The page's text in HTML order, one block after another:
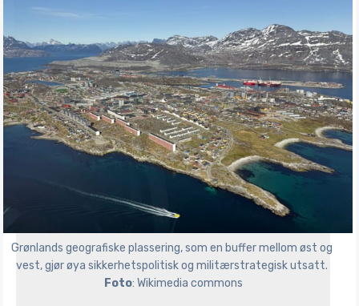
Grønlands geografiske plassering, som en buffer mellom øst og
Foto: Wikimedia commons